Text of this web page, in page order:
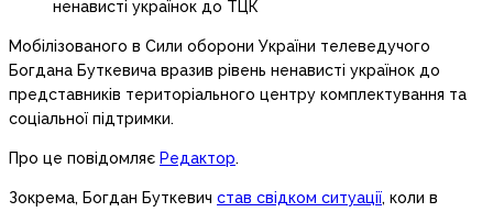
Мобілізованого в Сили оборони України телеведучого
Богдана Буткевича вразив рівень ненависті українок до
представників територіального центру комплектування та
соціальної підтримки.
Про це повідомляє Редактор.
Зокрема, Богдан Буткевич став свідком ситуації, коли в